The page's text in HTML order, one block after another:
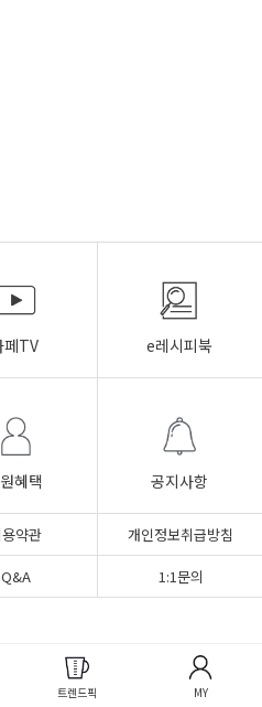
페TV e레시피북
혜택 공지사항
약관
개인정보취급방침
Q&A 1:1문의
전문 납품 기업입니다.
이스 · 음료 시럽 · 캡슐커피 ·
트렌드픽 MY